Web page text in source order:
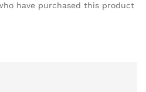
have purchased this product